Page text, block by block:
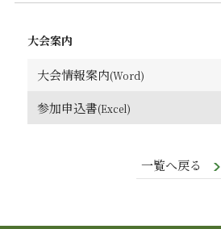
大会案内
大会情報案内
参加申込書
一覧へ戻る